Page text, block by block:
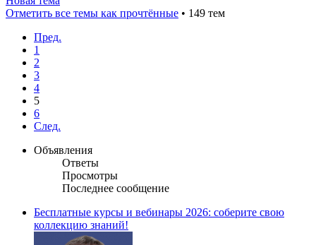
Отметить все темы как прочтённые • 149 тем
Пред.
1
2
3
4
5
6
След.
Объявления
Ответы
Просмотры
Последнее сообщение
Бесплатные курсы и вебинары 2026: соберите свою
коллекцию знаний!